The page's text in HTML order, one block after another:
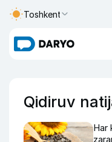
Toshkent
Qidiruv
Har